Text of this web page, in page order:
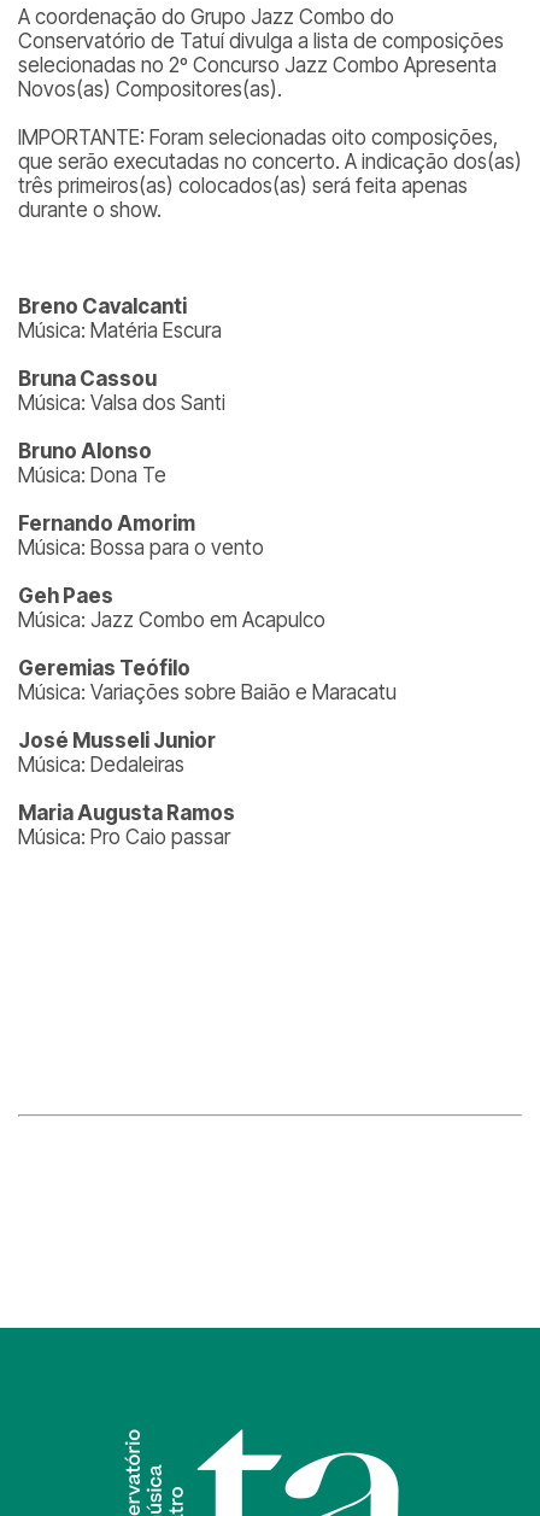
A coordenação do Grupo Jazz Combo do
Conservatório de Tatuí divulga a lista de composições
selecionadas no 2º Concurso Jazz Combo Apresenta
Novos(as) Compositores(as).
IMPORTANTE: Foram selecionadas oito composições,
que serão executadas no concerto. A indicação dos(as)
três primeiros(as) colocados(as) será feita apenas
durante o show.
Breno Cavalcanti
Música: Matéria Escura
Bruna Cassou
Música: Valsa dos Santi
Bruno Alonso
Música: Dona Te
Fernando Amorim
Música: Bossa para o vento
Geh Paes
Música: Jazz Combo em Acapulco
Geremias Teófilo
Música: Variações sobre Baião e Maracatu
José Musseli Junior
Música: Dedaleiras
Maria Augusta Ramos
Música: Pro Caio passar